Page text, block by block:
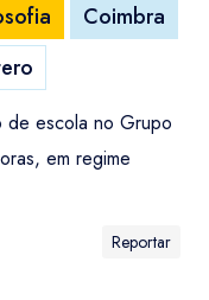
Coimbra
de escola no Grupo
em regime
Reportar